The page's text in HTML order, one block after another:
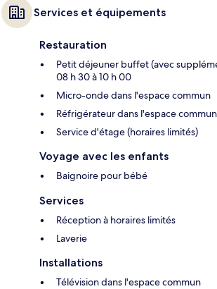
Services et équipements
Restauration
Petit déjeuner buffet (avec
08 h 30 à 10 h 00
Micro-onde dans l'espace commun
Réfrigérateur dans l'espace commun
Service d'étage (horaires limités)
Voyage avec les enfants
Baignoire pour bébé
Services
Réception à horaires limités
Laverie
Installations
Télévision dans l'espace commun